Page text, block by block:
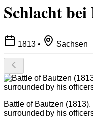
Schlacht bei
1813 • Sachsen
Battle of Bautzen
surrounded by his